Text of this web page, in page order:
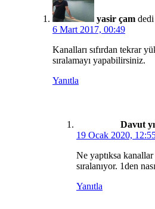
yasir çam
6 Mart 2017, 00:49
Kanalları sıfırdan tekrar
sıralamayı yapabilirsiniz.
Yanıtla
Davut
19 Ocak 2020,
Ne yaptıksa
sıralanıyor. 1den
Yanıtla